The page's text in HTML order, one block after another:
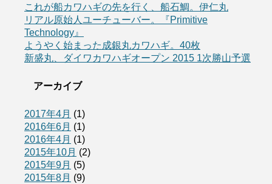
これが船カワハギの先を行く、船石鯛。伊仁丸
リアル原始人ユーチューバー。『Primitive
Technology』
ようやく始まった成銀丸カワハギ。40枚
新盛丸、ダイワカワハギオープン 2015 1次勝山予選
アーカイブ
2017年4月 (1)
2016年6月 (1)
2016年4月 (1)
2015年10月 (2)
2015年9月 (5)
2015年8月 (9)